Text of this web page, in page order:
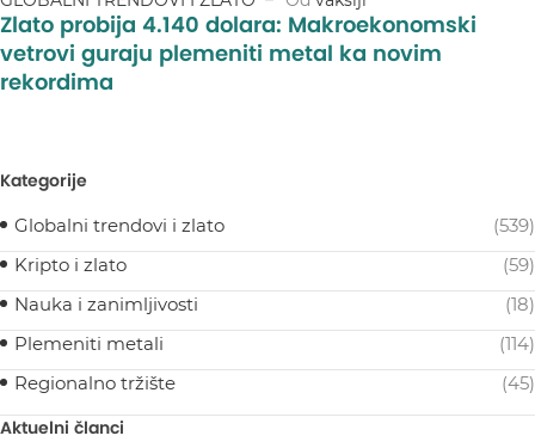
Zlato probija 4.140 dolara: Makroekonomski
vetrovi guraju plemeniti metal ka novim
rekordima
Kategorije
Globalni trendovi i zlato
(539)
Kripto i zlato
(59)
Nauka i zanimljivosti
(18)
Plemeniti metali
(114)
Regionalno tržište
(45)
Aktuelni članci